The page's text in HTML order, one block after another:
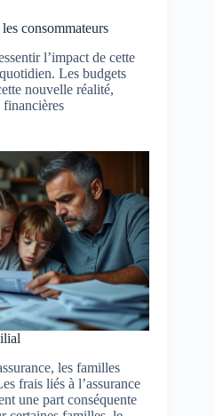
consommateurs
l’impact de cette
Les budgets
nouvelle réalité,
financières
les familles
frais liés à l’assurance
une part conséquente